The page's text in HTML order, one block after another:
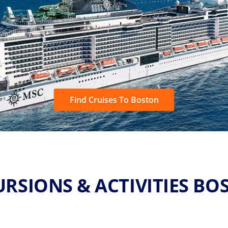
Find Cruises To Boston
& ACTIVITIES